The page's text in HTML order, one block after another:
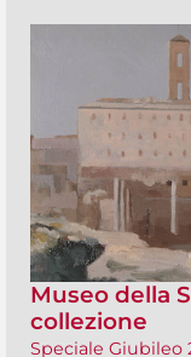
Museo della
collezione
Speciale Giubileo